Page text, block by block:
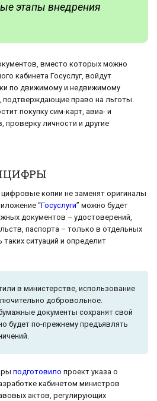
этапы внедрения
вместо которых можно
кабинета Госуслуг, войдут
по движимому и недвижимому
подтверждающие право на льготы.
покупку сим-карт, авиа- и
личности и другие
копии не заменят оригиналы
“Госуслуги” можно будет
документов – удостоверений,
паспорта – только в отдельных
ситуаций и определит
в министерстве, использование
добровольное.
документы сохранят свой
будет по-прежнему предъявлять
подготовило проект указа о
кабинетом министров
актов, регулирующих